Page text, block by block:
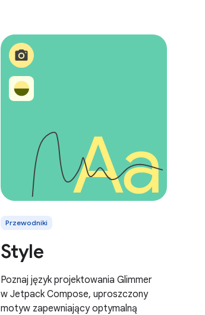
Przewodniki
Style
Poznaj język projektowania Glimmer
w Jetpack Compose, uproszczony
motyw zapewniający optymalną